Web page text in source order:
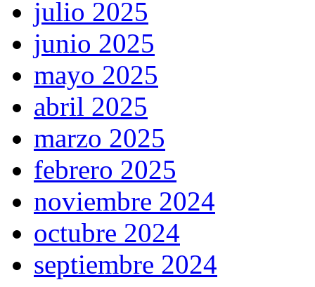
julio 2025
junio 2025
mayo 2025
abril 2025
marzo 2025
febrero 2025
noviembre 2024
octubre 2024
septiembre 2024